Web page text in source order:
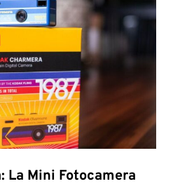
La Mini Fotocamera